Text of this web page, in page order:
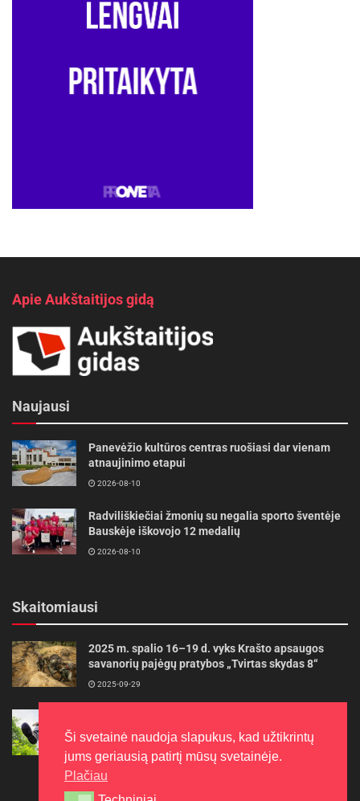
Apie Aukštaitijos gidą
Naujausi
Panevėžio kultūros centras ruošiasi dar vienam
atnaujinimo etapui
2026-08-10
Radviliškiečiai žmonių su negalia sporto šventėje
Bauskėje iškovojo 12 medalių
2026-08-10
Skaitomiausi
2025 m. spalio 16–19 d. vyks Krašto apsaugos
savanorių pajėgų pratybos „Tvirtas skydas 8“
2025-09-29
ilgiau
2022-06-27
Ši svetainė naudoja slapukus, kad užtikrintų
jums geriausią patirtį mūsų svetainėje.
Plačiau